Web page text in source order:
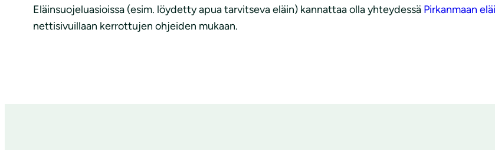
Eläinsuojeluasioissa (esim. löydetty apua tarvitseva eläin) kannattaa olla yhteydessä Pirkanmaan
nettisivuillaan kerrottujen ohjeiden mukaan.